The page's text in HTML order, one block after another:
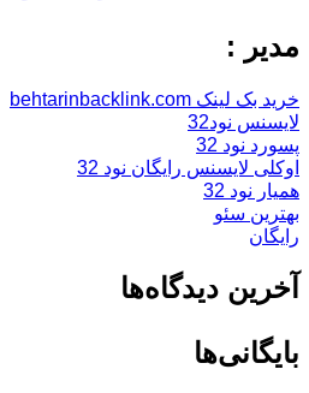
مدیر :
خرید بک لینک behtarinbacklink.com
لایسنس نود32
پسورد نود 32
اوکلی لایسنس رایگان نود 32
همیار نود 32
بهترین سئو
رایگان
آخرین دیدگاه‌ها
بایگانی‌ها